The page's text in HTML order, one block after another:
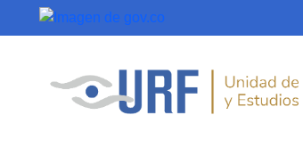
Saltar al contenido principal